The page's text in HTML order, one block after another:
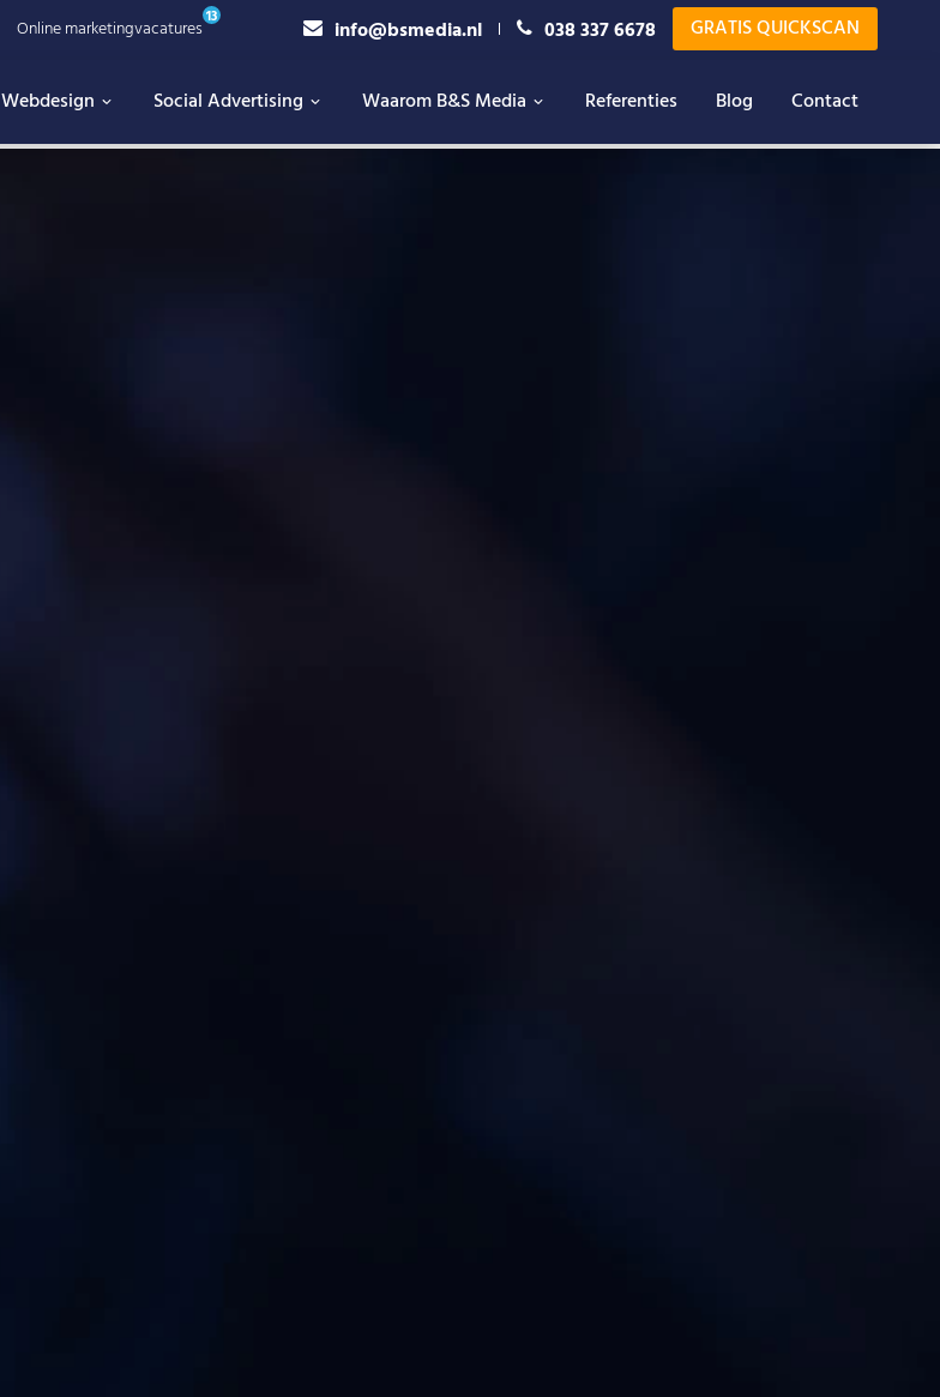
Online marketingvacatures13 info@bsmedia.nl 038 337 6678 GRATIS QUICKSCAN
Webdesign Social Advertising Waarom B&S Media Referenties Blog Contact